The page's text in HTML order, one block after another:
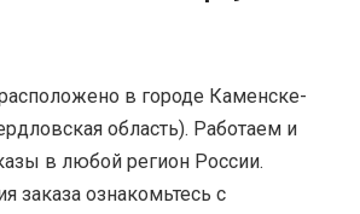
в городе Каменске-
область). Работаем и
в любой регион России.
заказа ознакомьтесь с